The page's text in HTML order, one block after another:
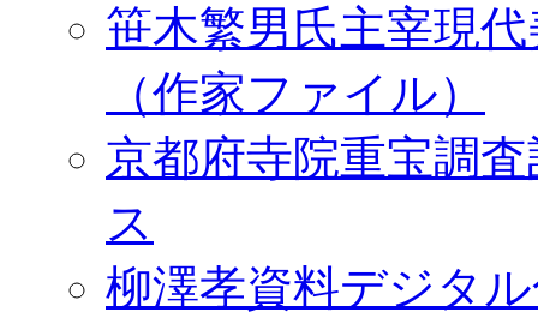
笹木繁男氏主宰現
（作家ファイル）
京都府寺院重宝調
ス
柳澤孝資料デジタ